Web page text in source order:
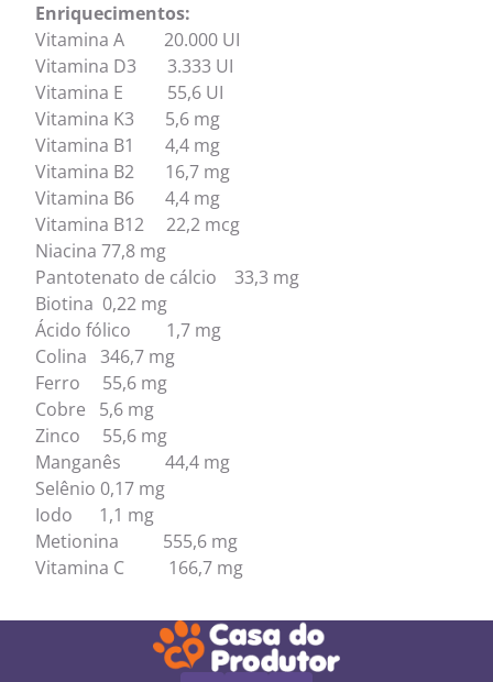
Enriquecimentos:
Vitamina A 20.000 UI
Vitamina D3 3.333 UI
Vitamina E 55,6 UI
Vitamina K3 5,6 mg
Vitamina B1 4,4 mg
Vitamina B2 16,7 mg
Vitamina B6 4,4 mg
Vitamina B12 22,2 mcg
Niacina 77,8 mg
Pantotenato de cálcio 33,3 mg
Biotina 0,22 mg
Ácido fólico 1,7 mg
Colina 346,7 mg
Ferro 55,6 mg
Cobre 5,6 mg
Zinco 55,6 mg
Manganês 44,4 mg
Selênio 0,17 mg
Iodo 1,1 mg
Metionina 555,6 mg
Vitamina C 166,7 mg